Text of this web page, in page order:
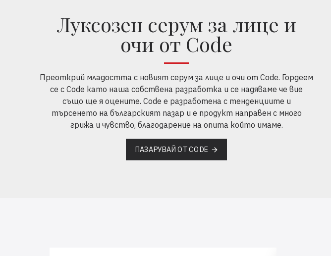
Луксозен серум за лице и
очи от Code
Преоткрий младостта с новият серум за лице и очи от Code. Гордеем
се с Code като наша собствена разработка и се надяваме че вие
също ще я оцените. Code e разработена с тенденциите и
търсенето на българският пазар и е продукт направен с много
грижа и чувство, благодарение на опита който имаме.
ПАЗАРУВАЙ ОТ CODE